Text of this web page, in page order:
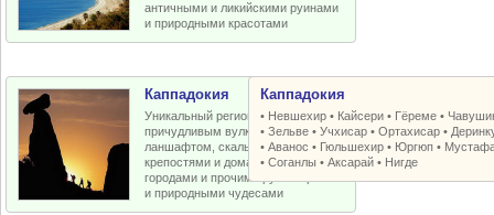
античными и ликийскими руинами
и природными красотами
Каппадокия
Уникальный регион Турции с
причудливым вулканическим
ланшафтом, скальными церквями,
крепостями и домами, пещерными
городами и прочими рукотворными
и природными чудесами
Каппадокия
• Невшехир • Кайсери • Гёреме •
•Зельве •Учхисар •Ортахисар •
•Аванос • Гюльшехир • Юргюп •
•Соганлы •Аксарай • Нигде